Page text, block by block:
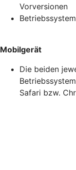
Vorversionen
Mobilgerät
Die beiden
Safari bzw.